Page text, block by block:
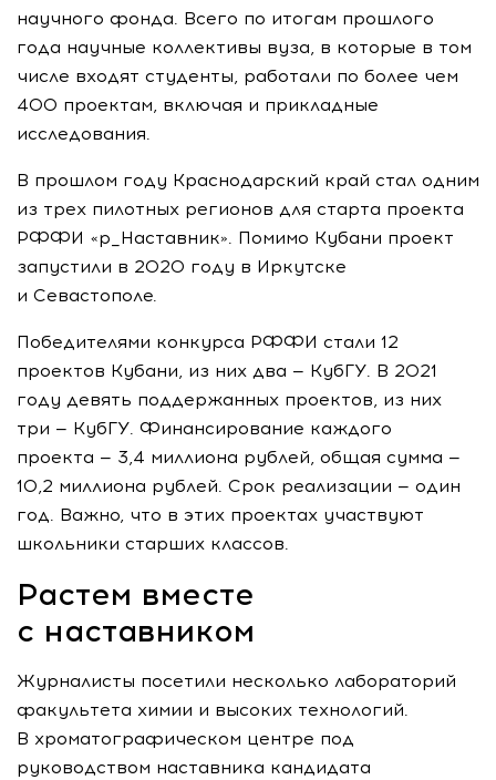
научного фонда. Всего по итогам прошлого
года научные коллективы вуза, в которые в том
числе входят студенты, работали по более чем
400 проектам, включая и прикладные
исследования.
В прошлом году Краснодарский край стал одним
из трех пилотных регионов для старта проекта
РФФИ «р_Наставник». Помимо Кубани проект
запустили в 2020 году в Иркутске
и Севастополе.
Победителями конкурса РФФИ стали 12
проектов Кубани, из них два — КубГУ. В 2021
году девять поддержанных проектов, из них
три — КубГУ. Финансирование каждого
проекта — 3,4 миллиона рублей, общая сумма —
10,2 миллиона рублей. Срок реализации — один
год. Важно, что в этих проектах участвуют
школьники старших классов.
Растем вместе
с наставником
Журналисты посетили несколько лабораторий
факультета химии и высоких технологий.
В хроматографическом центре под
руководством наставника кандидата